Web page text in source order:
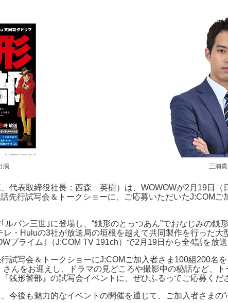
演 三浦
代表取締役社長：西森 英樹）は、WOWOWが2月19日（
行試写会＆トークショーに、ご応募いただいたJ:COMご
パン三世｣に登場し、“銭形のとっつあん”でおなじみの銭
・Huluの3社が放送局の垣根を越えて共同製作を行った大
プライム｣（J:COM TV 191ch）で2月19日から全4話を放送
試写会＆トークショーにJ:COMご加入者さま100組200名
んをお迎えし、ドラマの見どころや撮影中の秘話など、
銭形警部』の試写会イベントに、ぜひふるってご応募くだ
今後も魅力的なイベントの開催を通じて、ご加入者さまの“